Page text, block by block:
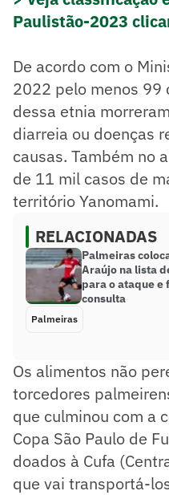
Paulistão-2023
De acordo com o
2022 pelo menos 99
dessa etnia
diarreia ou doenças
causas. Também no
de 11 mil casos de
território Yanomami.
RELACIONADAS
Palmeiras
Araújo na lista
para o ataque e
consulta
Palmeiras
Os alimentos não
torcedores
que culminou com a
Copa São Paulo de
doados à Cufa
que vai transportá-